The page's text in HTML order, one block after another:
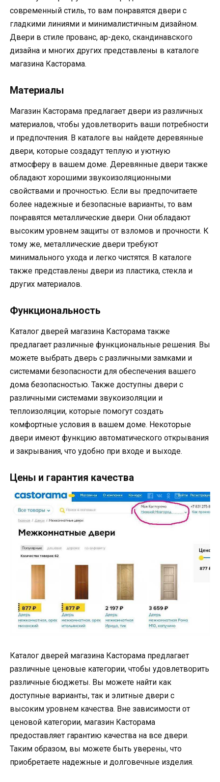
современный стиль, то вам понравятся двери с
гладкими линиями и минималистичным дизайном.
Двери в стиле прованс, ар-деко, скандинавского
дизайна и многих других представлены в каталоге
магазина Касторама.
Материалы
Магазин Касторама предлагает двери из различных
материалов, чтобы удовлетворить ваши потребности
и предпочтения. В каталоге вы найдете деревянные
двери, которые создадут теплую и уютную
атмосферу в вашем доме. Деревянные двери также
обладают хорошими звукоизоляционными
свойствами и прочностью. Если вы предпочитаете
более надежные и безопасные варианты, то вам
понравятся металлические двери. Они обладают
высоким уровнем защиты от взломов и прочности. К
тому же, металлические двери требуют
минимального ухода и легко чистятся. В каталоге
также представлены двери из пластика, стекла и
других материалов.
Функциональность
Каталог дверей магазина Касторама также
предлагает различные функциональные решения. Вы
можете выбрать дверь с различными замками и
системами безопасности для обеспечения вашего
дома безопасностью. Также доступны двери с
различными системами звукоизоляции и
теплоизоляции, которые помогут создать
комфортные условия в вашем доме. Некоторые
двери имеют функцию автоматического открывания
и закрывания, что удобно при входе и выходе.
Цены и гарантия качества
Каталог дверей магазина Касторама предлагает
различные ценовые категории, чтобы удовлетворить
различные бюджеты. Вы можете найти как
доступные варианты, так и элитные двери с
высоким уровнем качества. Вне зависимости от
ценовой категории, магазин Касторама
предоставляет гарантию качества на все двери.
Таким образом, вы можете быть уверены, что
приобретаете надежные и долговечные изделия.